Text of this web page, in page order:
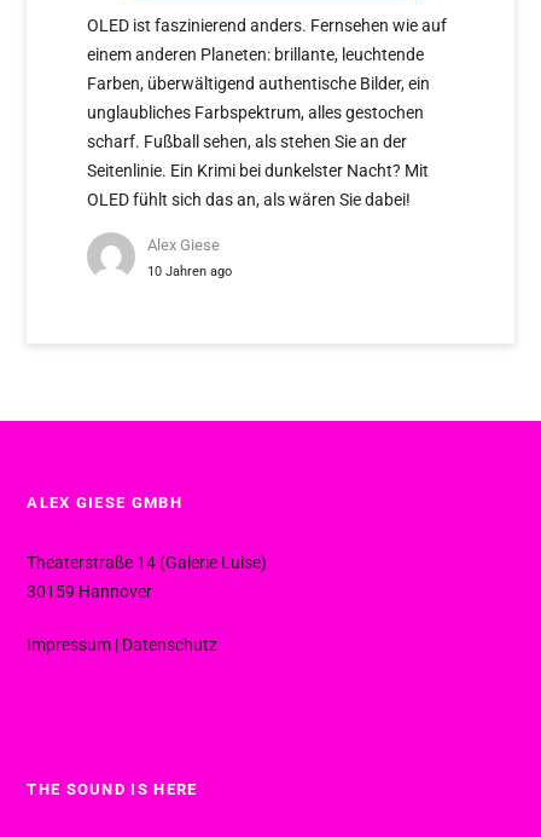
OLED ist faszinierend anders. Fernsehen wie auf
einem anderen Planeten: brillante, leuchtende
Farben, überwältigend authentische Bilder, ein
unglaubliches Farbspektrum, alles gestochen
scharf. Fußball sehen, als stehen Sie an der
Seitenlinie. Ein Krimi bei dunkelster Nacht? Mit
OLED fühlt sich das an, als wären Sie dabei!
Alex Giese
10 Jahren ago
ALEX GIESE GMBH
Theaterstraße 14 (Galerie Luise)
30159 Hannover
Impressum | Datenschutz
THE SOUND IS HERE